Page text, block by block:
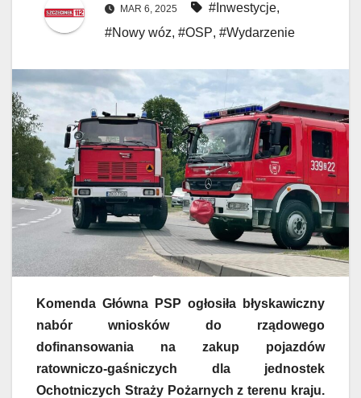
MAR 6, 2025 #Inwestycje,
#Nowy wóz, #OSP, #Wydarzenie
Komenda Główna PSP ogłosiła błyskawiczny
nabór wniosków do rządowego
dofinansowania na zakup pojazdów
ratowniczo-gaśniczych dla jednostek
Ochotniczych Straży Pożarnych z terenu kraju.